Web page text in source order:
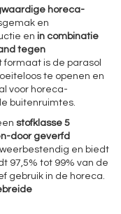
horeca-
en
en in combinatie
tegen
formaat is de parasol
te openen en
voor horeca-
buitenruimtes.
stofklasse 5
door geverfd
en biedt
97,5% tot 99% van de
gebruik in de horeca.